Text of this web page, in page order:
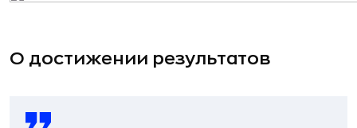
О достижении результатов